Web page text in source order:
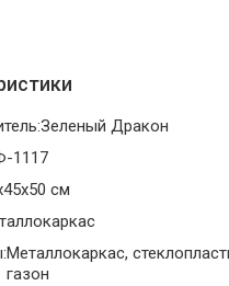
Зеленый Дракон
1117
см
Металлокаркас,
газон